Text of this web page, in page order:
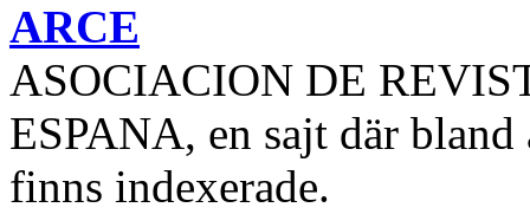
ARCE
ASOCIACION DE
ESPANA, en sajt där
finns indexerade.